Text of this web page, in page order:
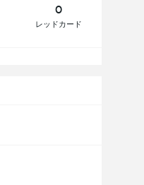
0
レッドカード